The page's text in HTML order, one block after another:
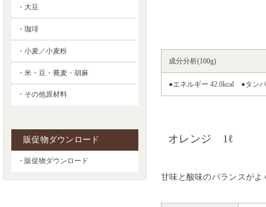
・大豆
・珈琲
・小麦／小麦粉
・米・豆・蕎麦・胡麻
・その他原材料
販促物ダウンロード
・販促物ダウンロード
成分分析(100g)
●エネルギー 42.0kcal ●タン
オレンジ 1ℓ
甘味と酸味のバランスが